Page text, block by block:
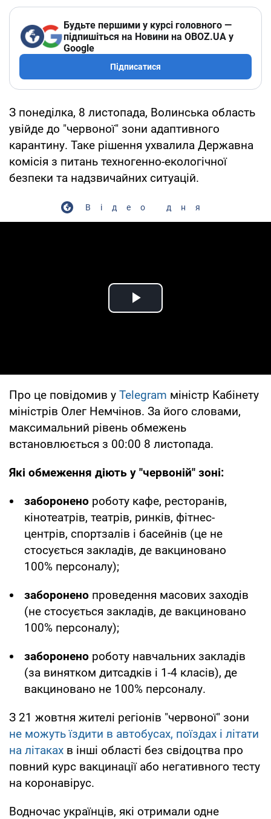
Будьте першими у курсі головного —
підпишіться на Новини на OBOZ.UA у
Google
Підписатися
З понеділка, 8 листопада, Волинська область
увійде до "червоної" зони адаптивного
карантину. Таке рішення ухвалила Державна
комісія з питань техногенно-екологічної
безпеки та надзвичайних ситуацій.
Відео дня
Play Video
Про це повідомив у Telegram міністр Кабінету
міністрів Олег Немчінов. За його словами,
максимальний рівень обмежень
встановлюється з 00:00 8 листопада.
Які обмеження діють у "червоній" зоні:
заборонено роботу кафе, ресторанів,
кінотеатрів, театрів, ринків, фітнес-
центрів, спортзалів і басейнів (це не
стосується закладів, де вакциновано
100% персоналу);
заборонено проведення масових заходів
(не стосується закладів, де вакциновано
100% персоналу);
заборонено роботу навчальних закладів
(за винятком дитсадків і 1-4 класів), де
вакциновано не 100% персоналу.
З 21 жовтня жителі регіонів "червоної" зони
не можуть їздити в автобусах, поїздах і літати
на літаках в інші області без свідоцтва про
повний курс вакцинації або негативного тесту
на коронавірус.
Водночас українців, які отримали одне